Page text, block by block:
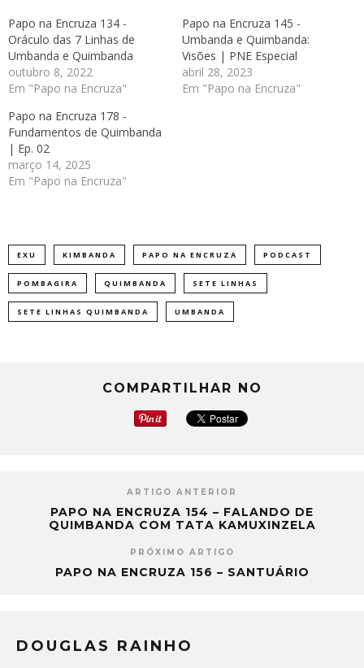
Papo na Encruza 134 -
Oráculo das 7 Linhas de
Umbanda e Quimbanda
outubro 8, 2022
Em "Papo na Encruza"
Papo na Encruza 145 -
Umbanda e Quimbanda:
Visões | PNE Especial
abril 28, 2023
Em "Papo na Encruza"
Papo na Encruza 178 -
Fundamentos de Quimbanda
| Ep. 02
março 14, 2025
Em "Papo na Encruza"
EXU KIMBANDA PAPO NA ENCRUZA PODCAST
POMBAGIRA QUIMBANDA SETE LINHAS
SETE LINHAS QUIMBANDA UMBANDA
COMPARTILHAR NO
ARTIGO ANTERIOR
PAPO NA ENCRUZA 154 – FALANDO DE
QUIMBANDA COM TATA KAMUXINZELA
PRÓXIMO ARTIGO
PAPO NA ENCRUZA 156 – SANTUÁRIO
DOUGLAS RAINHO